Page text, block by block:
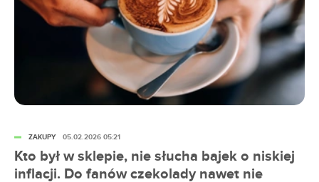
Kto był w sklepie, nie słucha bajek o niskiej
inflacji. Do fanów czekolady nawet nie
ZAKUPY 05.02.2026 05:21